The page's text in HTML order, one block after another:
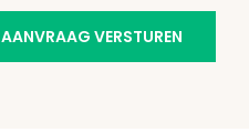
AANVRAAG VERSTUREN